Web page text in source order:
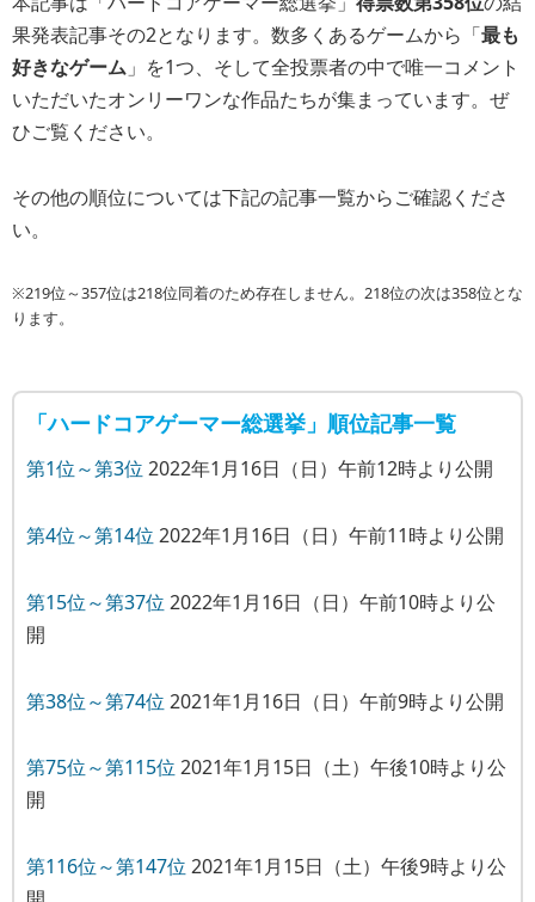
果発表記事その2となります。数多くあるゲームから「最も
好きなゲーム 」を1つ、そして全投票者の中で唯一コメント
いただいたオンリーワンな作品たちが集まっています。ぜ
ひご覧ください。
その他の順位については下記の記事一覧からご確認くださ
い。
※219位～357位は218位同着のため存在しません。218位の次は358位とな
ります。
「ハードコアゲーマー総選挙」順位記事一覧
第1位～第3位 2022年1月16日（日）午前12時より公開
第4位～第14位 2022年1月16日（日）午前11時より公開
第15位～第37位 2022年1月16日（日）午前10時より公
開
第38位～第74位 2021年1月16日（日）午前9時より公開
第75位～第115位 2021年1月15日（土）午後10時より公
開
第116位～第147位 2021年1月15日（土）午後9時より公